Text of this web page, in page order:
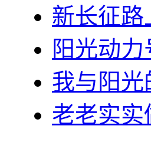
新长征
阳光动
我与阳光
老老实